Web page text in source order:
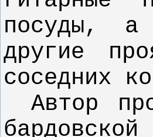
посуды, а
другие
соседних
Автор